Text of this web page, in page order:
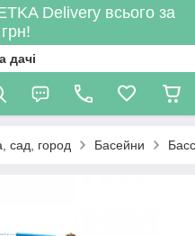
Delivery всього за
дачі
сад, город Басейни